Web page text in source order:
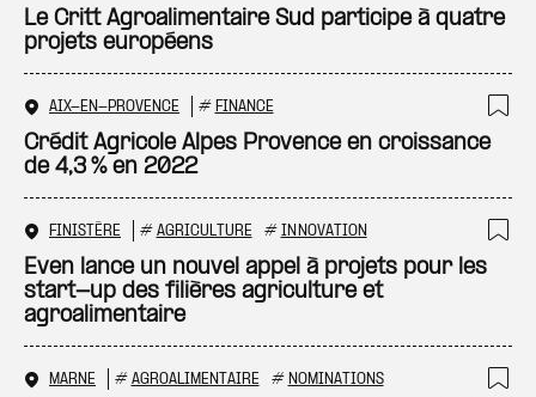
Le Critt Agroalimentaire Sud participe à quatre
projets européens
AIX-EN-PROVENCE # FINANCE
Crédit Agricole Alpes Provence en croissance
de 4,3 % en 2022
FINISTÈRE # AGRICULTURE # INNOVATION
Even lance un nouvel appel à projets pour les
start-up des filières agriculture et
agroalimentaire
MARNE # AGROALIMENTAIRE # NOMINATIONS